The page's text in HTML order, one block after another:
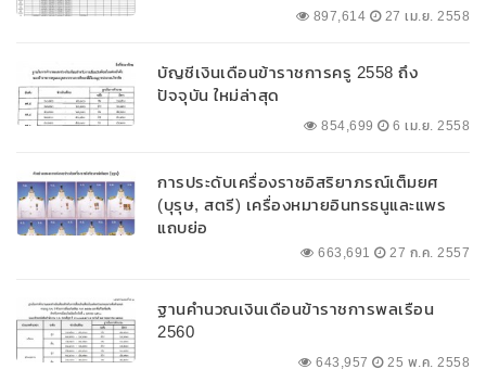
897,614 27 เม.ย. 2558
บัญชีเงินเดือนข้าราชการครู 2558 ถึง
ปัจจุบัน ใหม่ล่าสุด
854,699 6 เม.ย. 2558
การประดับเครื่องราชอิสริยาภรณ์เต็มยศ
(บุรุษ, สตรี) เครื่องหมายอินทรธนูและแพร
แถบย่อ
663,691 27 ก.ค. 2557
ฐานคำนวณเงินเดือนข้าราชการพลเรือน
2560
643,957 25 พ.ค. 2558